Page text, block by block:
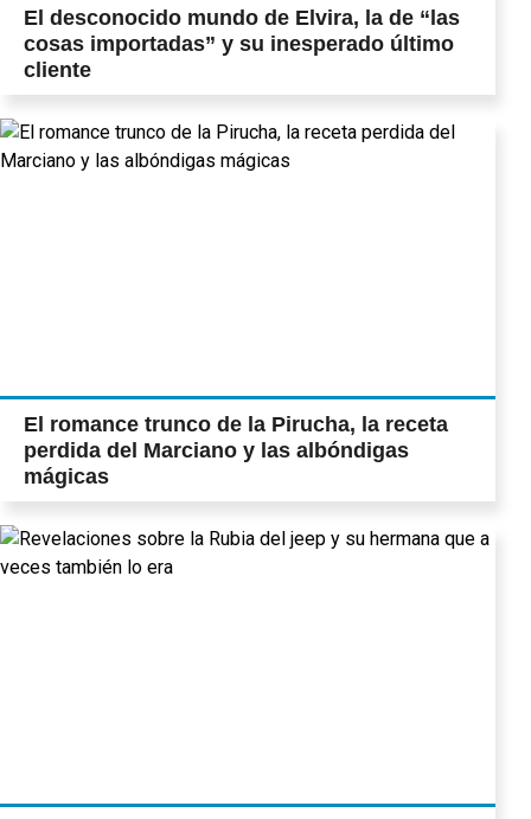
El desconocido mundo de Elvira, la de “las
cosas importadas” y su inesperado último
cliente
El romance trunco de la Pirucha, la receta
perdida del Marciano y las albóndigas
mágicas